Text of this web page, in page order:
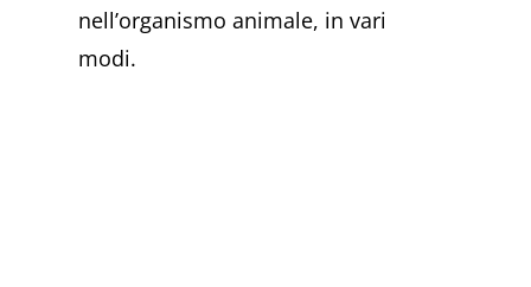
nell’organismo animale, in vari
modi.